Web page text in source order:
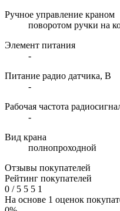
Ручное управление краном
поворотом ручки на
Элемент питания
-
Питание радио датчика, В
-
Рабочая частота
-
Вид крана
полнопроходной
Отзывы покупателей
Рейтинг покупателей
0 /5 5 5 1
На основе 1 оценок